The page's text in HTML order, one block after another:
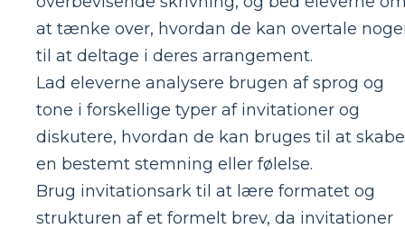
at tænke over, hvordan de kan overtale
til at deltage i deres arrangement.
Lad eleverne analysere brugen af sprog og
tone i forskellige typer af invitationer og
diskutere, hvordan de kan bruges til at skabe
en bestemt stemning eller følelse.
Brug invitationsark til at lære formatet og
strukturen af et formelt brev, da invitationer